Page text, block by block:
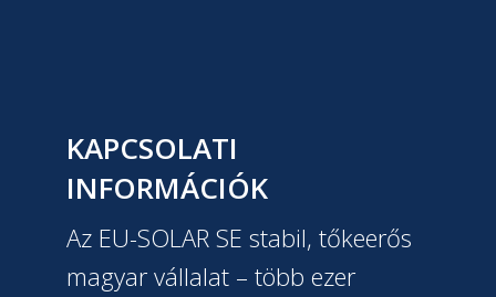
KAPCSOLATI
INFORMÁCIÓK
Az EU-SOLAR SE stabil, tőkeerős
magyar vállalat – több ezer